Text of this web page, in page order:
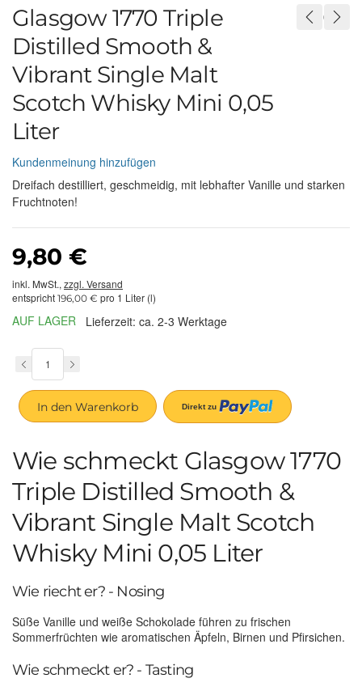
Glasgow 1770 Triple
Distilled Smooth &
Vibrant Single Malt
Scotch Whisky Mini 0,05
Liter
Kundenmeinung hinzufügen
Dreifach destilliert, geschmeidig, mit lebhafter Vanille und starken
Fruchtnoten!
9,80 €
inkl. MwSt., zzgl. Versand
entspricht 196,00 € pro 1 Liter (l)
AUF LAGER Lieferzeit: ca. 2-3 Werktage
In den Warenkorb
Wie schmeckt Glasgow 1770
Triple Distilled Smooth &
Vibrant Single Malt Scotch
Whisky Mini 0,05 Liter
Wie riecht er? - Nosing
Süße Vanille und weiße Schokolade führen zu frischen
Sommerfrüchten wie aromatischen Äpfeln, Birnen und Pfirsichen.
Wie schmeckt er? - Tasting